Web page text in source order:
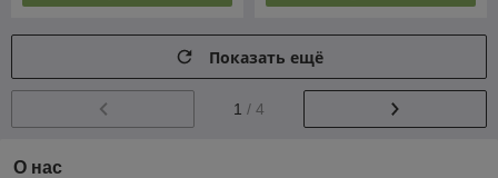
Показать ещё
1 / 4
О нас